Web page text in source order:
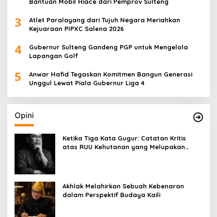
3
Atlet Paralayang dari Tujuh Negara Meriahkan
Kejuaraan PIPXC Salena 2026
4
Gubernur Sulteng Gandeng PGP untuk Mengelola
Lapangan Golf
5
Anwar Hafid Tegaskan Komitmen Bangun Generasi
Unggul Lewat Piala Gubernur Liga 4
Opini
Ketika Tiga Kata Gugur: Catatan Kritis
atas RUU Kehutanan yang Melupakan
Akhlak Melahirkan Sebuah Kebenaran
dalam Perspektif Budaya Kaili